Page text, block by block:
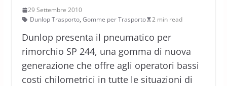
29 Settembre 2010
Dunlop Trasporto, Gomme per Trasporto 2 min read
Dunlop presenta il pneumatico per
rimorchio SP 244, una gomma di nuova
generazione che offre agli operatori bassi
costi chilometrici in tutte le situazioni di